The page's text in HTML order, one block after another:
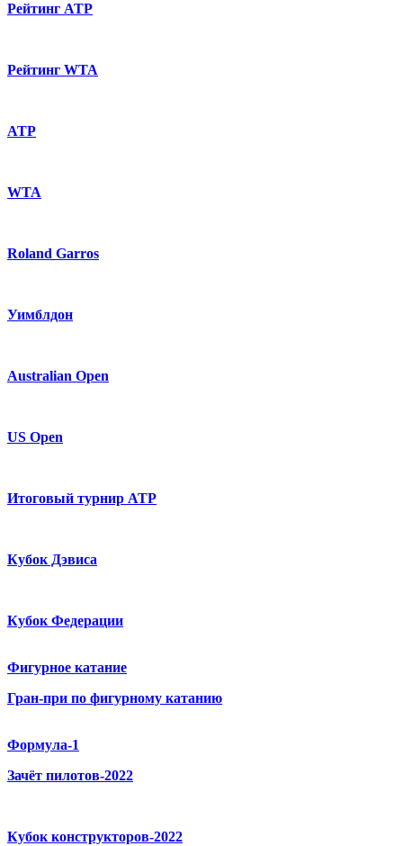
Рейтинг ATP
Рейтинг WTA
ATP
WTA
Roland Garros
Уимблдон
Australian Open
US Open
Итоговый турнир ATP
Кубок Дэвиса
Кубок Федерации
Фигурное катание
Гран-при по фигурному катанию
Формула-1
Зачёт пилотов-2022
Кубок конструкторов-2022